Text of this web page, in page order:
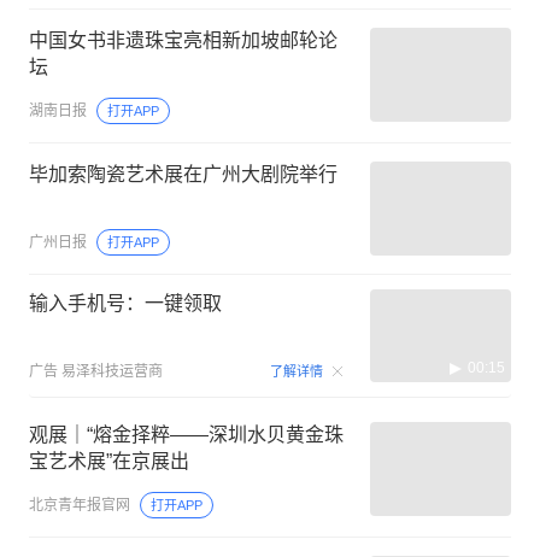
中国女书非遗珠宝亮相新加坡邮轮论
坛
湖南日报 打开APP
毕加索陶瓷艺术展在广州大剧院举行
广州日报 打开APP
输入手机号：一键领取
广告 易泽科技运营商 了解详情 00:15
观展｜“熔金择粹——深圳水贝黄金珠
宝艺术展”在京展出
北京青年报官网 打开APP